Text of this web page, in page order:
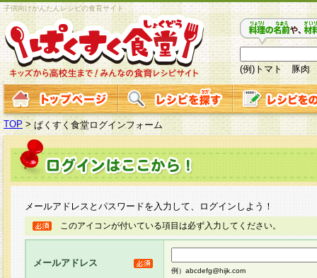
子供向けかんたんレシピの食育サイト
(例)トマト 豚肉
TOP > ぱくすく食堂ログインフォーム
メールアドレスとパスワードを入力して、ログインしよう！
このアイコンが付いている項目は必ず入力してください。
メールアドレス
例）abcdefg@hijk.com